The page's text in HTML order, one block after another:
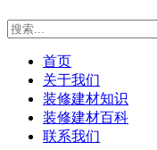
首页
关于我们
装修建材知识
装修建材百科
联系我们